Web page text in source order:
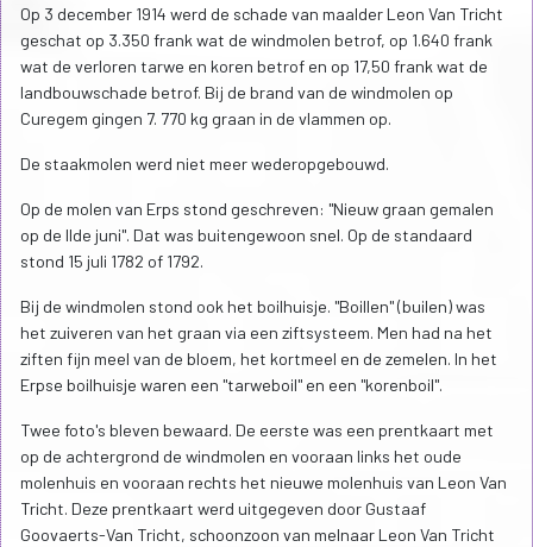
Op 3 december 1914 werd de schade van maalder Leon Van Tricht
geschat op 3.350 frank wat de windmolen betrof, op 1.640 frank
wat de verloren tarwe en koren betrof en op 17,50 frank wat de
landbouwschade betrof. Bij de brand van de windmolen op
Curegem gingen 7. 770 kg graan in de vlammen op.
De staakmolen werd niet meer wederopgebouwd.
Op de molen van Erps stond geschreven: "Nieuw graan gemalen
op de IIde juni". Dat was buitengewoon snel. Op de standaard
stond 15 juli 1782 of 1792.
Bij de windmolen stond ook het boilhuisje. "Boillen" (builen) was
het zuiveren van het graan via een ziftsysteem. Men had na het
ziften fijn meel van de bloem, het kortmeel en de zemelen. In het
Erpse boilhuisje waren een "tarweboil" en een "korenboil".
Twee foto's bleven bewaard. De eerste was een prentkaart met
op de achtergrond de windmolen en vooraan links het oude
molenhuis en vooraan rechts het nieuwe molenhuis van Leon Van
Tricht. Deze prentkaart werd uitgegeven door Gustaaf
Goovaerts-Van Tricht, schoonzoon van melnaar Leon Van Tricht